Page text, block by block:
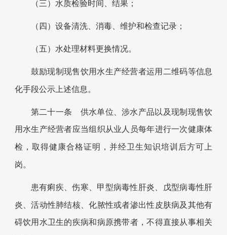
（三）水质检验时间、结果；
（四）设备清洗、消毒、维护和检查记录；
（五）水处理材料更换情况。
鼓励现制现售饮用水生产经营者运用二维码等信息
化手段公示上述信息。
第二十一条 供水单位、涉水产品以及现制现售饮
用水生产经营者应当组织从业人员每年进行一次健康体
检，取得健康合格证明，并经卫生知识培训后方可上
岗。
患有痢疾、伤寒、甲型病毒性肝炎、戊型病毒性肝
炎、活动性肺结核、化脓性或者渗出性皮肤病及其他有
碍饮用水卫生的疾病和病原携带者，不得直接从事相关